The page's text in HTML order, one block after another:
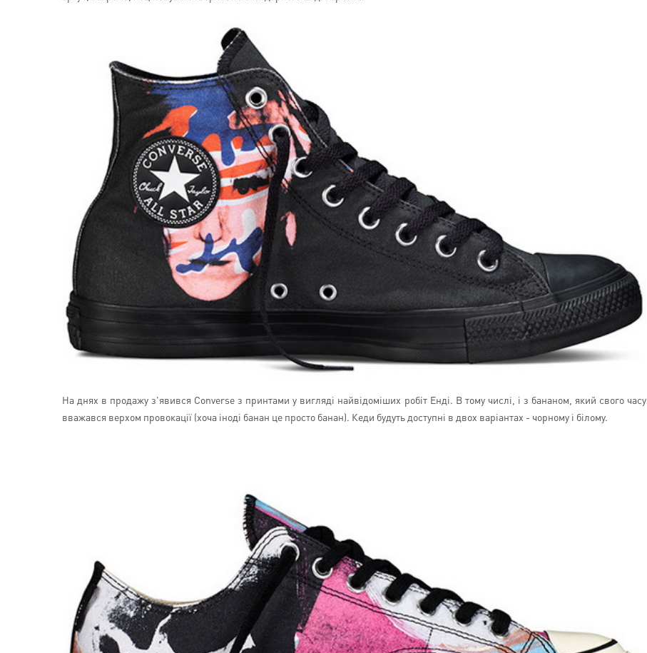
На днях в продажу з'явився Converse з принтами у вигляді найвідоміших робіт Енді. В тому числі, і з бананом, який свого часу
вважався верхом провокації (хоча іноді банан це просто банан). Кеди будуть доступні в двох варіантах - чорному і білому.